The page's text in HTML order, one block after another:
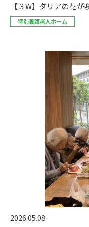
【３W】ダリアの花が
特別養護老人ホーム
2026.05.08